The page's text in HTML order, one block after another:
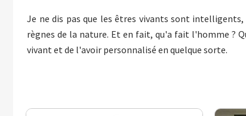
Je ne dis pas que les êtres vivants sont
règnes de la nature. Et en fait, qu'a fait l'homme ?
vivant et de l'avoir personnalisé en quelque sorte.